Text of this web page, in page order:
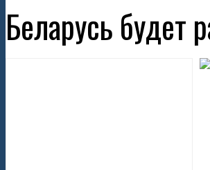
Беларусь будет